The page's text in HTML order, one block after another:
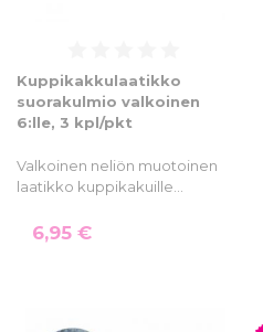
Kuppikakkulaatikko
suorakulmio valkoinen
6:lle, 3 kpl/pkt
Valkoinen neliön muotoinen
laatikko kuppikakuille…
6,95 €